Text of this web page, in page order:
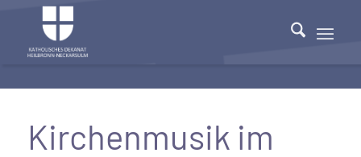
Kirchenmusik im